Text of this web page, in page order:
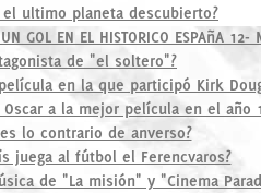
el ultimo planeta descubierto?
GOL EN EL HISTORICO ESPAñA 12-
de "el soltero"?
en la que participó Kirk
a la mejor película en el año
es lo contrario de anverso?
juega al fútbol el Ferencvaros?
de "La misión" y "Cinema